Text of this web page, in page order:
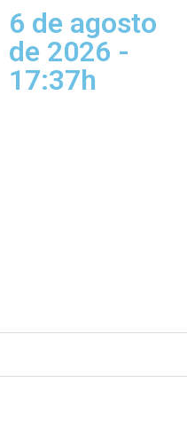
6 de agosto
de 2026 -
17:37h